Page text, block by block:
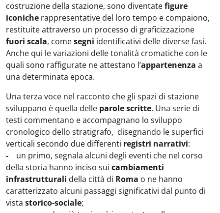
costruzione della stazione, sono diventatefigure
iconiche rappresentative del loro tempo e compaiono,
restituite attraverso un processo di graficizzazione
fuori scala, comesegni identificativi delle diverse fasi.
Anche qui le variazioni delle tonalità cromatiche con le
quali sono raffigurate ne attestano l’appartenenza a
una determinata epoca.
Una terza voce nel racconto che gli spazi di stazione
sviluppano è quella delle parole scritte. Una serie di
testi commentano e accompagnano lo sviluppo
cronologico dello stratigrafo, disegnando le superfici
verticali secondo due differenti registri narrativi:
-
un primo, segnala alcuni degli eventi che nel corso
della storia hanno inciso sui cambiamenti
infrastrutturali della città di Roma o ne hanno
caratterizzato alcuni passaggi significativi dal punto di
vista storico-sociale;